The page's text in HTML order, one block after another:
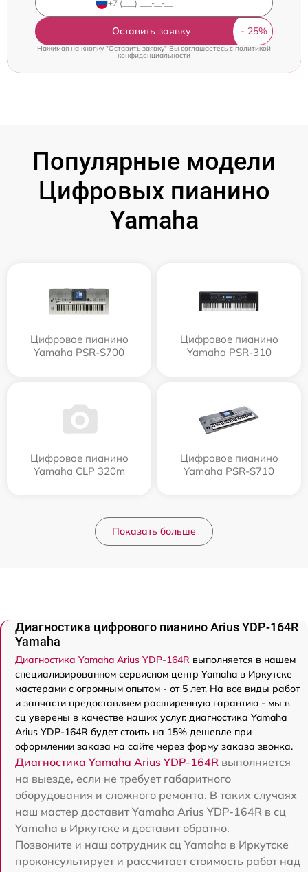
Оставить заявку
Нажимая на кнопку "Оставить заявку" Вы соглашаетесь cполитикой
конфиденциальности
Популярные модели
Цифровых пианино
Yamaha
Цифровое пианино
Yamaha PSR-S700
Цифровое пианино
Yamaha PSR-310
Цифровое пианино
Yamaha CLP 320m
Цифровое пианино
Yamaha PSR-S710
Показать больше
Диагностика цифрового пианино Arius YDP-164R
Yamaha
Диагностика Yamaha Arius YDP-164R выполняется в нашем
специализированном сервисном центр Yamaha в Иркутске
мастерами с огромным опытом - от 5 лет. На все виды работ
и запчасти предоставляем расширенную гарантию - мы в
сц уверены в качестве наших услуг. диагностика Yamaha
Arius YDP-164R будет стоить на 15% дешевле при
оформлении заказа на сайте через форму заказа звонка.
Диагностика Yamaha Arius YDP-164R выполняется
на выезде, если не требует габаритного
оборудования и сложного ремонта. В таких случаях
наш мастер доставит Yamaha Arius YDP-164R в сц
Yamaha в Иркутске и доставит обратно.
Позвоните и наш сотрудник сц Yamaha в Иркутске
проконсультирует и рассчитает стоимость работ над